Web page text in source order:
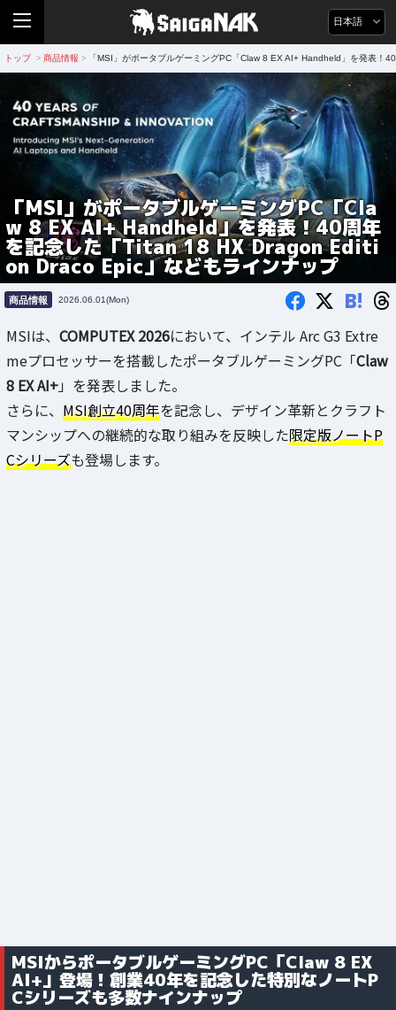
日本語
トップ > 商品情報 > 「MSI」がポータブルゲーミングPC「Claw 8 EX AI+ Handheld」を発表
「MSI」がポータブルゲーミングPC「Cla
w 8 EX AI+ Handheld」を発表！40周年
を記念した「Titan 18 HX Dragon Editi
on Draco Epic」などもラインナップ
商品情報 2026.06.01(Mon) B!
MSIは、 COMPUTEX 2026において、インテル Arc G3 Extre
meプロセッサーを搭載したポータブルゲーミングPC「Claw
8 EX AI+」を発表しました。
さらに、 MSI創立40周年を記念し、デザイン革新とクラフト
マンシップへの継続的な取り組みを反映した限定版ノートP
Cシリーズも登場します。
MSIからポータブルゲーミングPC「Claw 8 EX
AI+」登場！創業40年を記念した特別なノートP
Cシリーズも多数ナインナップ